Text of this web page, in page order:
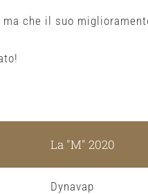
che il suo
La "M" 2020
Dynavap